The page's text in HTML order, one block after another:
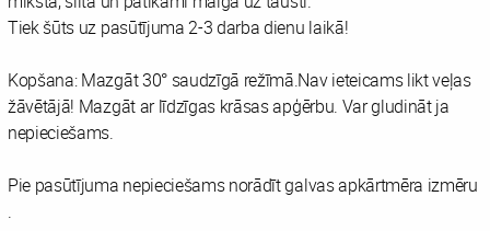
Tiek šūts uz pasūtījuma 2-3 darba dienu laikā!
Kopšana: Mazgāt 30° saudzīgā režīmā.Nav ieteicams likt veļas
žāvētājā! Mazgāt ar līdzīgas krāsas apģērbu. Var gludināt ja
nepieciešams.
Pie pasūtījuma nepieciešams norādīt galvas apkārtmēra izmēru
.